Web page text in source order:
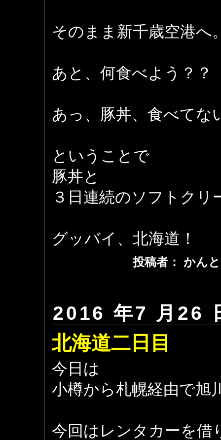
そのまま新千歳空港へ
あと、何食べよう？？
あっ、豚丼、食べてな
ということで
豚丼と
３日連続のソフトクリ
グッバイ、北海道！
投稿者： かん
2016 年7 月26
北海道二日目
今日は
小樽から札幌経由で旭
今回はレンタカーを借